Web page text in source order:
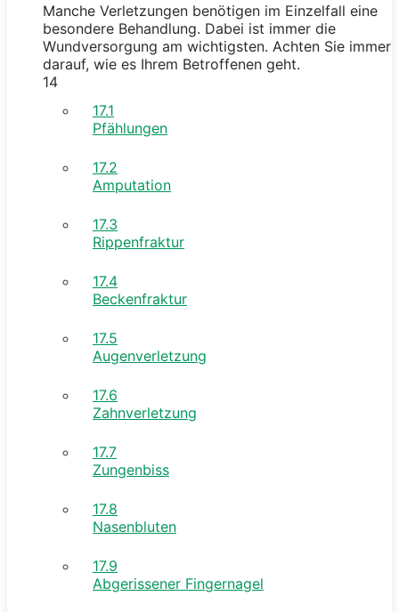
Manche Verletzungen benötigen im Einzelfall eine
besondere Behandlung. Dabei ist immer die
Wundversorgung am wichtigsten. Achten Sie immer
darauf, wie es Ihrem Betroffenen geht.
14
17.1
Pfählungen
17.2
Amputation
17.3
Rippenfraktur
17.4
Beckenfraktur
17.5
Augenverletzung
17.6
Zahnverletzung
17.7
Zungenbiss
17.8
Nasenbluten
17.9
Abgerissener Fingernagel